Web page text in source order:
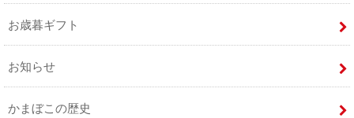
お歳暮ギフト
お知らせ
かまぼこの歴史